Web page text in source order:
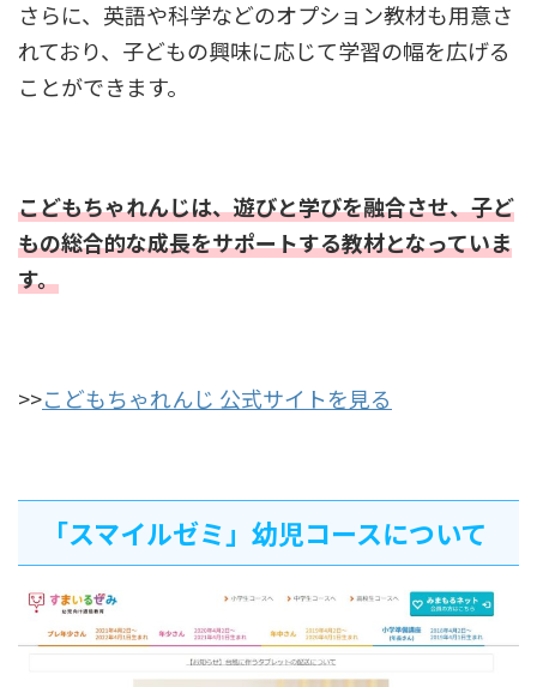
さらに、英語や科学などのオプション教材も用意さ
れており、子どもの興味に応じて学習の幅を広げる
ことができます。
こどもちゃれんじは、遊びと学びを融合させ、子ど
もの総合的な成長をサポートする教材となっていま
す。
>>こどもちゃれんじ 公式サイトを見る
「スマイルゼミ」幼児コースについて